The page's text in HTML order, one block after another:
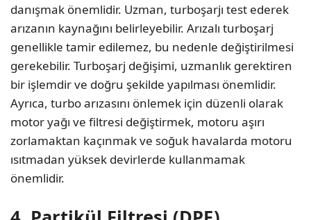
danışmak önemlidir. Uzman, turboşarjı test ederek
arızanın kaynağını belirleyebilir. Arızalı turboşarj
genellikle tamir edilemez, bu nedenle değiştirilmesi
gerekebilir. Turboşarj değişimi, uzmanlık gerektiren
bir işlemdir ve doğru şekilde yapılması önemlidir.
Ayrıca, turbo arızasını önlemek için düzenli olarak
motor yağı ve filtresi değiştirmek, motoru aşırı
zorlamaktan kaçınmak ve soğuk havalarda motoru
ısıtmadan yüksek devirlerde kullanmamak
önemlidir.